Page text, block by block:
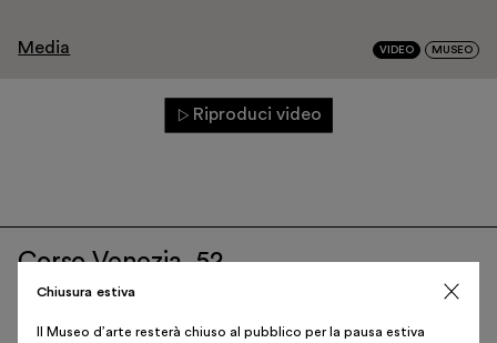
Mostre e appuntamenti
Museo Gentile
Biglietti
Area riservata
Media VIDEO MUSEO
Riproduci video
Corso Venezia, 52
20121 Milano – Italia
T. +39 02 382 730 01
Chiusura estiva
Il Museo d’arte resterà chiuso al pubblico per la pausa estiva